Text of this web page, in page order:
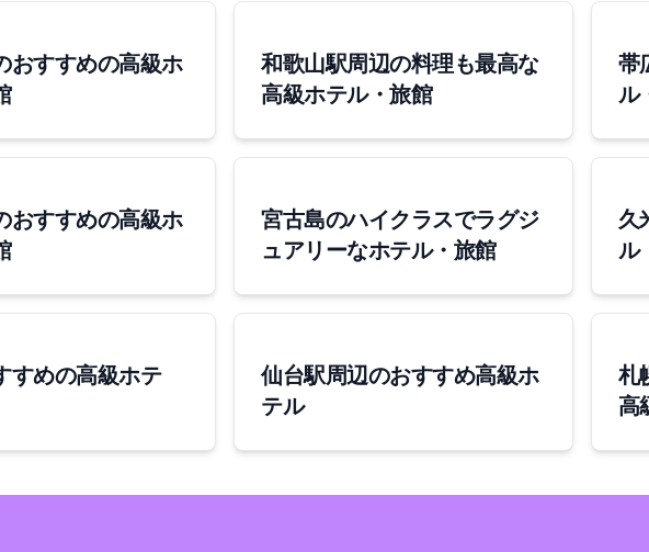
おすすめの高級ホ
和歌山駅周辺の料理も最高な
高級ホテル・旅館
帯
ル
おすすめの高級ホ
宮古島のハイクラスでラグジ
ュアリーなホテル・旅館
久
ル
すめの高級ホテ
仙台駅周辺のおすすめ高級ホ
テル
札
高